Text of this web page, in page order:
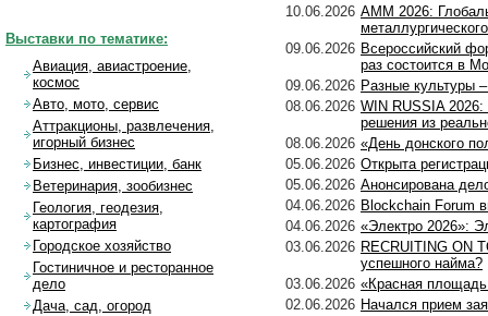
10.06.2026 AMM 2026:
09.06.2026 Всероссийский
раз состоится в
09.06.2026 Разные культуры
08.06.2026 WIN RUSSIA 2026:
решения из
08.06.2026 «День донского
05.06.2026 Открыта
05.06.2026 Анонсирована
04.06.2026 Blockchain Forum
04.06.2026 «Электро 2026»:
03.06.2026 RECRUITING ON
успешного найма?
03.06.2026 «Красная
02.06.2026 Начался прием
Выставки по тематике:
Авиация, авиастроение,
космос
Авто, мото, сервис
Аттракционы, развлечения,
игорный бизнес
Бизнес, инвестиции, банк
Ветеринария, зообизнес
Геология, геодезия,
картография
Городское хозяйство
Гостиничное и ресторанное
дело
Дача, сад, огород